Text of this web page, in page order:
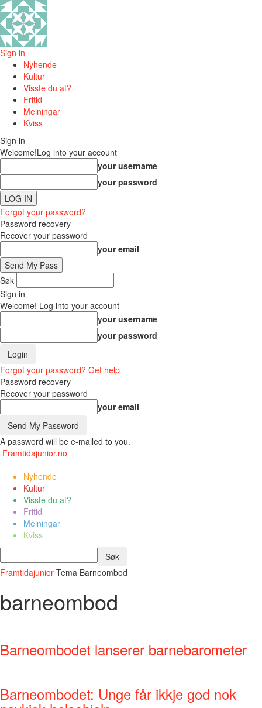
Sign in
Nyhende
Kultur
Visste du at?
Fritid
Meiningar
Kviss
Sign in
Welcome!Log into your account
your username
your password
Forgot your password?
Password recovery
Recover your password
your email
Søk
Sign in
Welcome! Log into your account
your username
your password
Forgot your password? Get help
Password recovery
Recover your password
your email
A password will be e-mailed to you.
Framtidajunior.no
Nyhende
Kultur
Visste du at?
Fritid
Meiningar
Kviss
Framtidajunior Tema Barneombod
barneombod
Barneombodet lanserer barnebarometer
Barneombodet: Unge får ikkje god nok